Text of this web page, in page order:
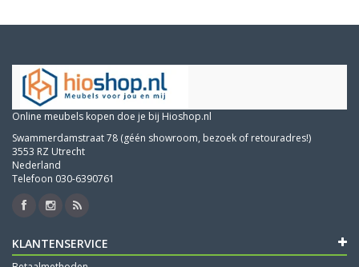
Online meubels kopen doe je bij Hioshop.nl
Swammerdamstraat 78 (géén showroom, bezoek of retouradres!)
3553 RZ Utrecht
Nederland
Telefoon 030-6390761
KLANTENSERVICE